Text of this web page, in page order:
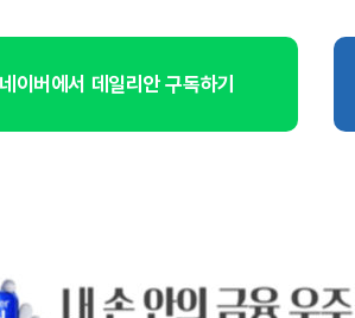
네이버에서 데일리안 구독하기